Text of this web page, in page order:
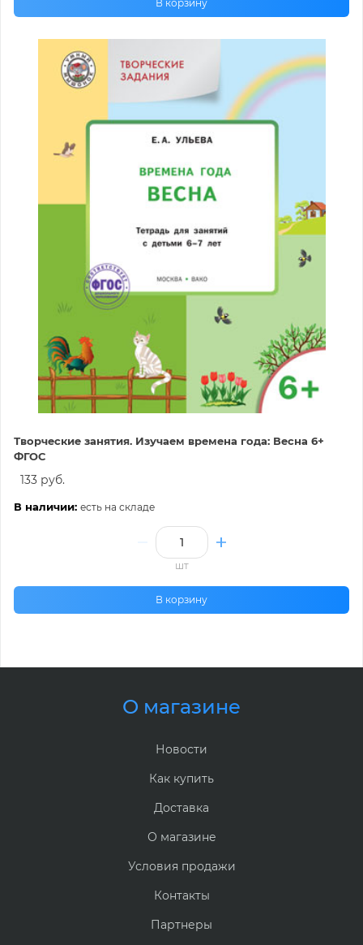
В корзину
Творческие занятия. Изучаем времена года: Весна 6+
ФГОС
133 руб.
В наличии: есть на складе
шт
В корзину
О магазине
Новости
Как купить
Доставка
О магазине
Условия продажи
Контакты
Партнеры